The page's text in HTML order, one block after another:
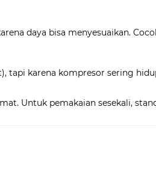
daya bisa menyesuaikan.
tapi karena kompresor sering
Untuk pemakaian sesekali,